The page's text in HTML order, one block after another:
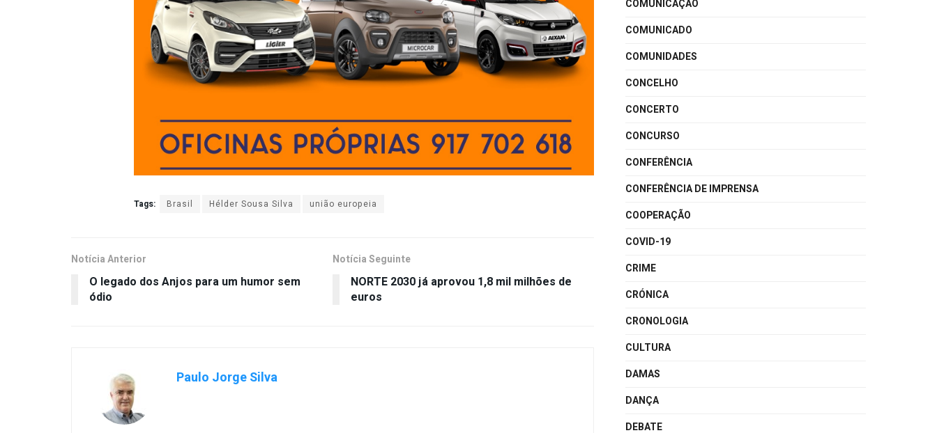
Tags: Brasil Hélder Sousa Silva união europeia
Notícia Anterior
O legado dos Anjos para um humor sem
ódio
Notícia Seguinte
NORTE 2030 já aprovou 1,8 mil milhões de
euros
Paulo Jorge Silva
COMUNICAÇÃO
COMUNICADO
COMUNIDADES
CONCELHO
CONCERTO
CONCURSO
CONFERÊNCIA
CONFERÊNCIA DE IMPRENSA
COOPERAÇÃO
COVID-19
CRIME
CRÓNICA
CRONOLOGIA
CULTURA
DAMAS
DANÇA
DEBATE